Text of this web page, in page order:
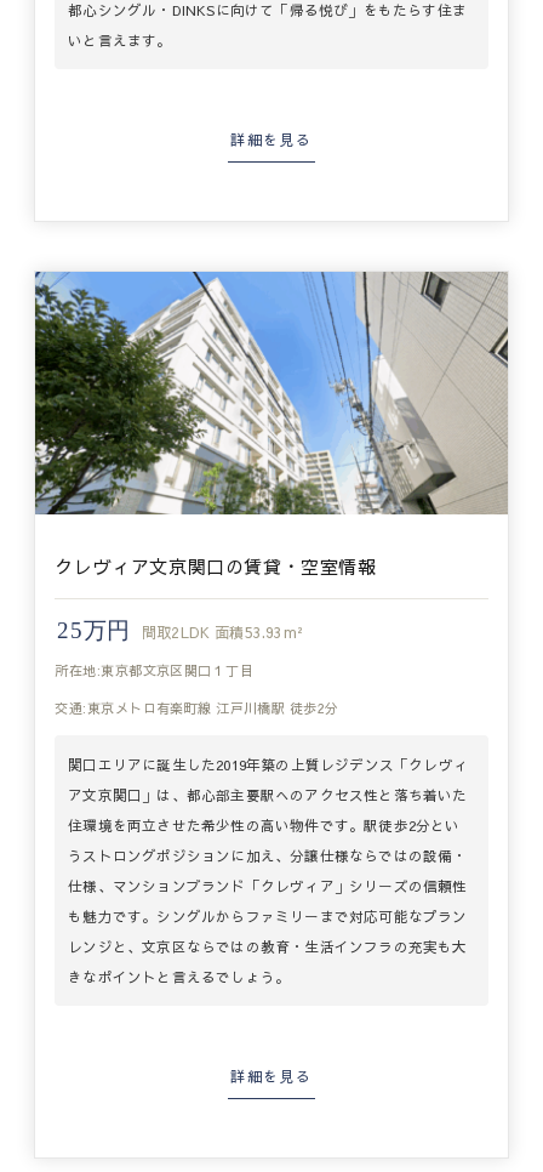
都心シングル・DINKSに向けて「帰る悦び」をもたらす住ま
いと言えます。
詳細を見る
クレヴィア文京関口の賃貸・空室情報
25万円 間取2LDK 面積53.93m²
所在地:東京都文京区関口１丁目
交通:東京メトロ有楽町線 江戸川橋駅 徒歩2分
関口エリアに誕生した2019年築の上質レジデンス「クレヴィ
ア文京関口」は、都心部主要駅へのアクセス性と落ち着いた
住環境を両立させた希少性の高い物件です。駅徒歩2分とい
うストロングポジションに加え、分譲仕様ならではの設備・
仕様、マンションブランド「クレヴィア」シリーズの信頼性
も魅力です。シングルからファミリーまで対応可能なプラン
レンジと、文京区ならではの教育・生活インフラの充実も大
きなポイントと言えるでしょう。
詳細を見る